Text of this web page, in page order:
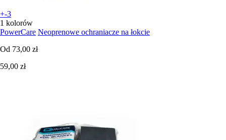
+-3
1 kolorów
PowerCare Neoprenowe ochraniacze na łokcie
Od 73,00 zł
59,00 zł